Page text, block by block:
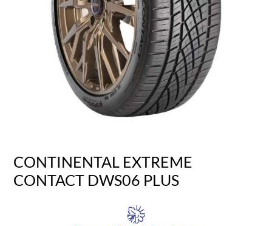
CONTINENTAL EXTREME
CONTACT DWS06 PLUS